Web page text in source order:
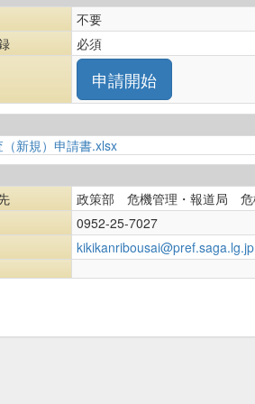
不要
必須
新規）申請書.xlsx
政策部 危機管理・報道局 危
0952-25-7027
kikikanribousai@pref.saga.lg.jp